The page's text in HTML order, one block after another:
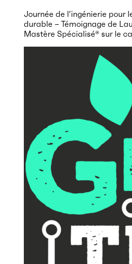
Journée de l’ingénierie pour
durable – Témoignage de
Mastère Spécialisé® sur le